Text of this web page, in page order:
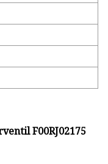
F00RJ02175